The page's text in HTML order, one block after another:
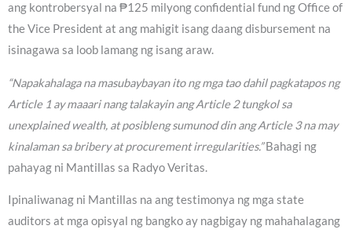
ang kontrobersyal na ₱125 milyong confidential fund ng Office of
the Vice President at ang mahigit isang daang disbursement na
isinagawa sa loob lamang ng isang araw.
“Napakahalaga na masubaybayan ito ng mga tao dahil pagkatapos ng
Article 1 ay maaari nang talakayin ang Article 2 tungkol sa
unexplained wealth, at posibleng sumunod din ang Article 3 na may
kinalaman sa bribery at procurement irregularities.”Bahagi ng
pahayag ni Mantillas sa Radyo Veritas.
Ipinaliwanag ni Mantillas na ang testimonya ng mga state
auditors at mga opisyal ng bangko ay nagbigay ng mahahalagang